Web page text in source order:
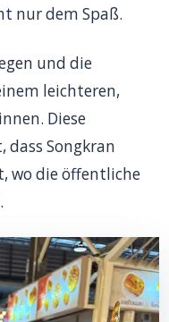
nur dem Spaß.
und die
leichteren,
Diese
dass Songkran
wo die öffentliche